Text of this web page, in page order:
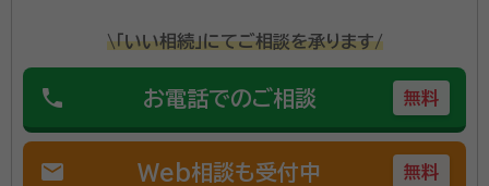
\「いい相続」にてご相談を承ります/
phone お電話でのご相談 無料
mail Web相談も受付中 無料